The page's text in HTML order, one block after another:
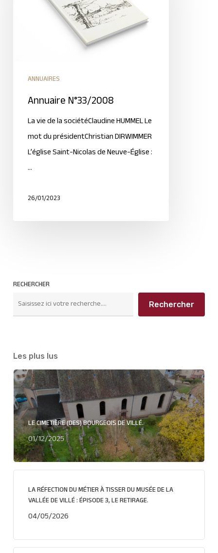
ANNUAIRES
Annuaire N°33/2008
La vie de la sociétéClaudine HUMMEL Le
mot du présidentChristian DIRWIMMER
L’église Saint-Nicolas de Neuve-Église :
…
26/01/2023
RECHERCHER
Rechercher
Les plus lus
LE CIMETIÈRE (DES) BOURGEOIS DE VILLÉ.
01/12/2025
LA RÉFECTION DU MÉTIER À TISSER DU MUSÉE DE LA
VALLÉE DE VILLÉ : ÉPISODE 3, LE RETIRAGE.
04/05/2026